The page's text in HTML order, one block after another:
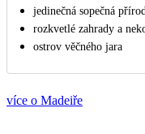
jedinečná sopečná
rozkvetlé zahrady a
ostrov věčného jara
více o Madeiře